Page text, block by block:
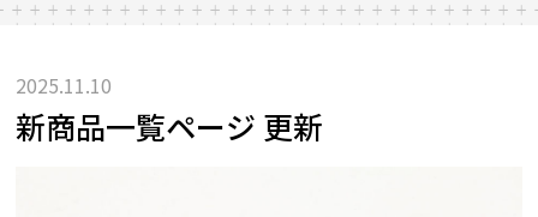
2025.11.10
新商品一覧ページ 更新